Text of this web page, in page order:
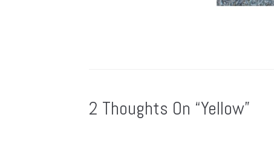
2 Thoughts On “Yellow”